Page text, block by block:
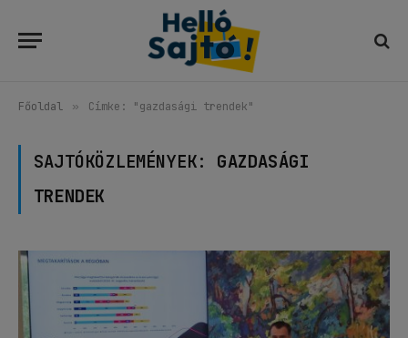
Főoldal » Címke: "gazdasági trendek"
SAJTÓKÖZLEMÉNYEK: GAZDASÁGI
TRENDEK